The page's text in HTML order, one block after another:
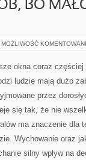
BO
MOŻLIWOŚĆ
okna coraz
ludzie mają dużo
przez
się tak, że nie
ma znaczenie dla
Wychowanie oraz
silny wpływ na